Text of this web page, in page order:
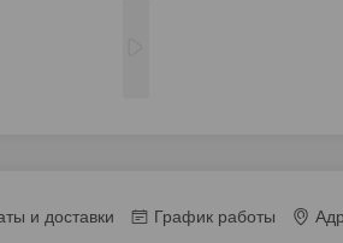
и доставки График работы